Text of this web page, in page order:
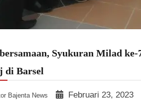
Syukuran Milad
di Barsel
Bajenta News Februari 23, 2023